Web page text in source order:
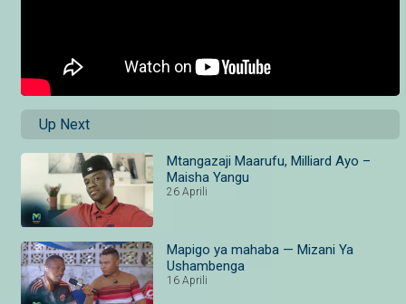
Up Next
Mtangazaji Maarufu, Milliard Ayo –
Maisha Yangu
26 Aprili
Mapigo ya mahaba — Mizani Ya
Ushambenga
16 Aprili